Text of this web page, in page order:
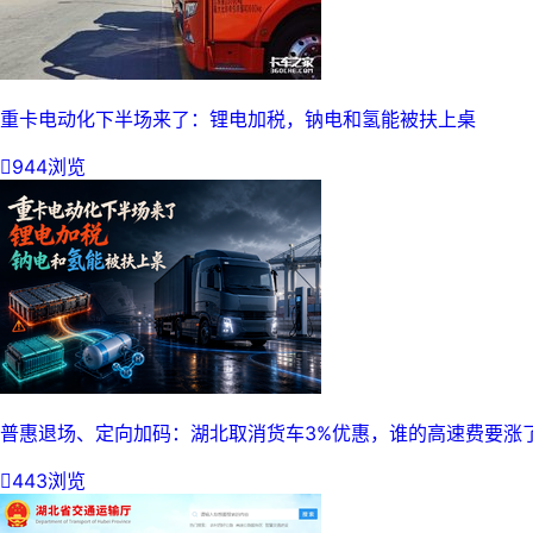
重卡电动化下半场来了：锂电加税，钠电和氢能被扶上桌
944浏览
普惠退场、定向加码：湖北取消货车3%优惠，谁的高速费要涨
443浏览